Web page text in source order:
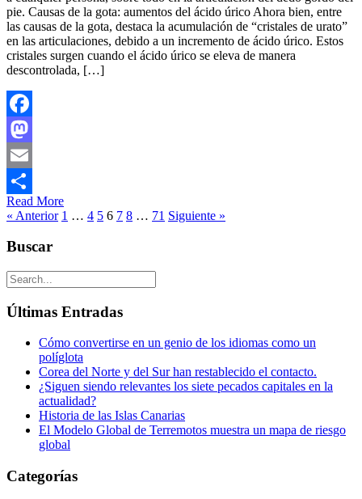
pie. Causas de la gota: aumentos del ácido úrico Ahora bien, entre
las causas de la gota, destaca la acumulación de “cristales de urato”
en las articulaciones, debido a un incremento de ácido úrico. Estos
cristales surgen cuando el ácido úrico se eleva de manera
descontrolada, […]
Facebook
Mastodon
Email
Compartir
Read More
« Anterior 1 … 4 5 6 7 8 … 71 Siguiente »
Buscar
Últimas Entradas
Cómo convertirse en un genio de los idiomas como un
políglota
Corea del Norte y del Sur han restablecido el contacto.
¿Siguen siendo relevantes los siete pecados capitales en la
actualidad?
Historia de las Islas Canarias
El Modelo Global de Terremotos muestra un mapa de riesgo
global
Categorías